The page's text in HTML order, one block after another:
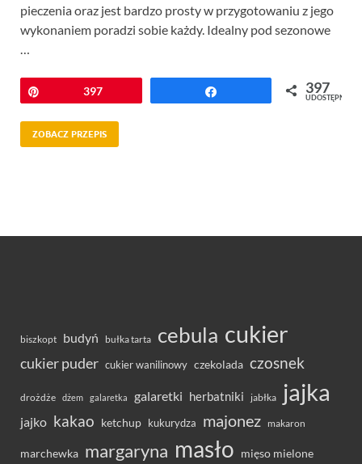
pieczenia oraz jest bardzo prosty w przygotowaniu z jego
wykonaniem poradzi sobie każdy. Idealny pod sezonowe
…
Przypnij397 397
UDOSTĘPNIEŃ
ZOBACZ PRZEPIS
biszkopt budyń bułka tarta cebula cukier
cukier puder cukier wanilinowy czekolada czosnek
drożdże dżem galaretka galaretki herbatniki jabłka jajka
jajko kakao ketchup kukurydza majonez makaron
marchewka margaryna masło mięso mielone